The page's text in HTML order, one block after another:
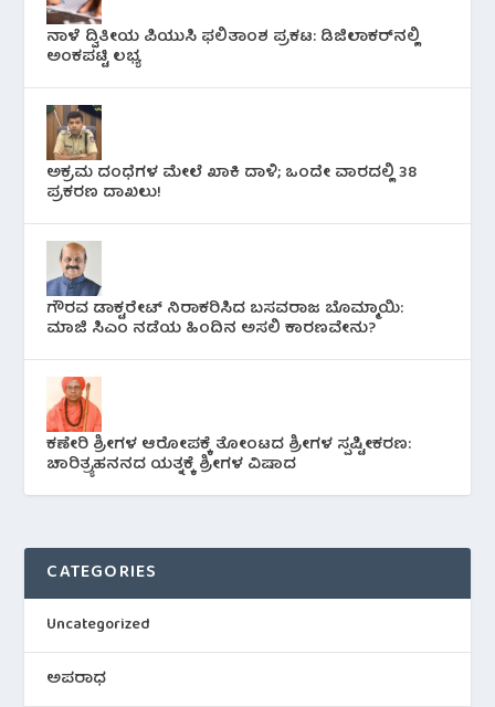
ನಾಳೆ ದ್ವಿತೀಯ ಪಿಯುಸಿ ಫಲಿತಾಂಶ ಪ್ರಕಟ: ಡಿಜಿಲಾಕರ್‌ನಲ್ಲಿ
ಅಂಕಪಟ್ಟಿ ಲಭ್ಯ
ಅಕ್ರಮ ದಂಧೆಗಳ ಮೇಲೆ ಖಾಕಿ ದಾಳಿ; ಒಂದೇ ವಾರದಲ್ಲಿ 38
ಪ್ರಕರಣ ದಾಖಲು!
ಗೌರವ ಡಾಕ್ಟರೇಟ್ ನಿರಾಕರಿಸಿದ ಬಸವರಾಜ ಬೊಮ್ಮಾಯಿ:
ಮಾಜಿ ಸಿಎಂ ನಡೆಯ ಹಿಂದಿನ ಅಸಲಿ ಕಾರಣವೇನು?
ಕಣೇರಿ ಶ್ರೀಗಳ ಆರೋಪಕ್ಕೆ ತೋಂಟದ ಶ್ರೀಗಳ ಸ್ಪಷ್ಟೀಕರಣ:
ಚಾರಿತ್ರ್ಯಹನನದ ಯತ್ನಕ್ಕೆ ಶ್ರೀಗಳ ವಿಷಾದ
CATEGORIES
Uncategorized
ಅಪರಾಧ